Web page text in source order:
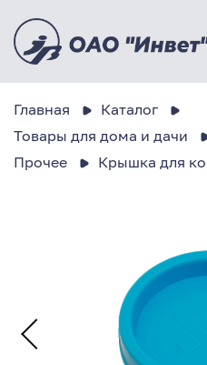
Главная
Каталог
Товары для дома и дачи
Прочее
Крышка для